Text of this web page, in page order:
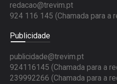
redacao@trevim.pt
924 116 145 (Chamada para a
Publicidade
publicidade@trevim.pt
924116145 (Chamada para a
239992266 (Chamada para a